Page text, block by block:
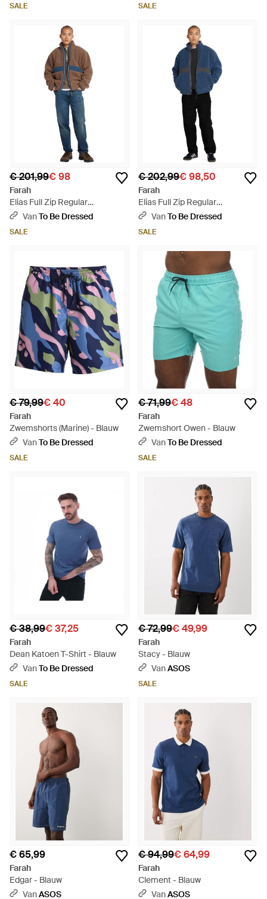
SALE SALE
€ 201,99€ 98
Farah
Elias Full Zip Regular
Sweatshirt - Blauw
VanTo Be Dressed
SALE
€ 202,99€ 98,50
Farah
Elias Full Zip Regular
Sweatshirt (Diep) - Blauw
VanTo Be Dressed
SALE
€ 79,99€ 40
Farah
Zwemshorts (Marine) - Blauw
VanTo Be Dressed
SALE
€ 71,99€ 48
Farah
Zwemshort Owen - Blauw
VanTo Be Dressed
SALE
€ 38,99€ 37,25
Farah
Dean Katoen T-Shirt - Blauw
VanTo Be Dressed
SALE
€ 72,99€ 49,99
Farah
Stacy - Blauw
VanASOS
SALE
€ 65,99
Farah
Edgar - Blauw
VanASOS
€ 94,99€ 64,99
Farah
Clement - Blauw
VanASOS